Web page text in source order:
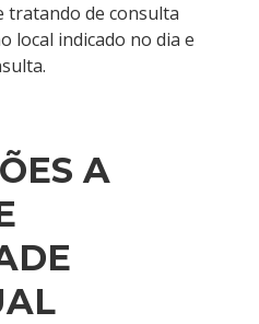
tratando de consulta
local indicado no dia e
A